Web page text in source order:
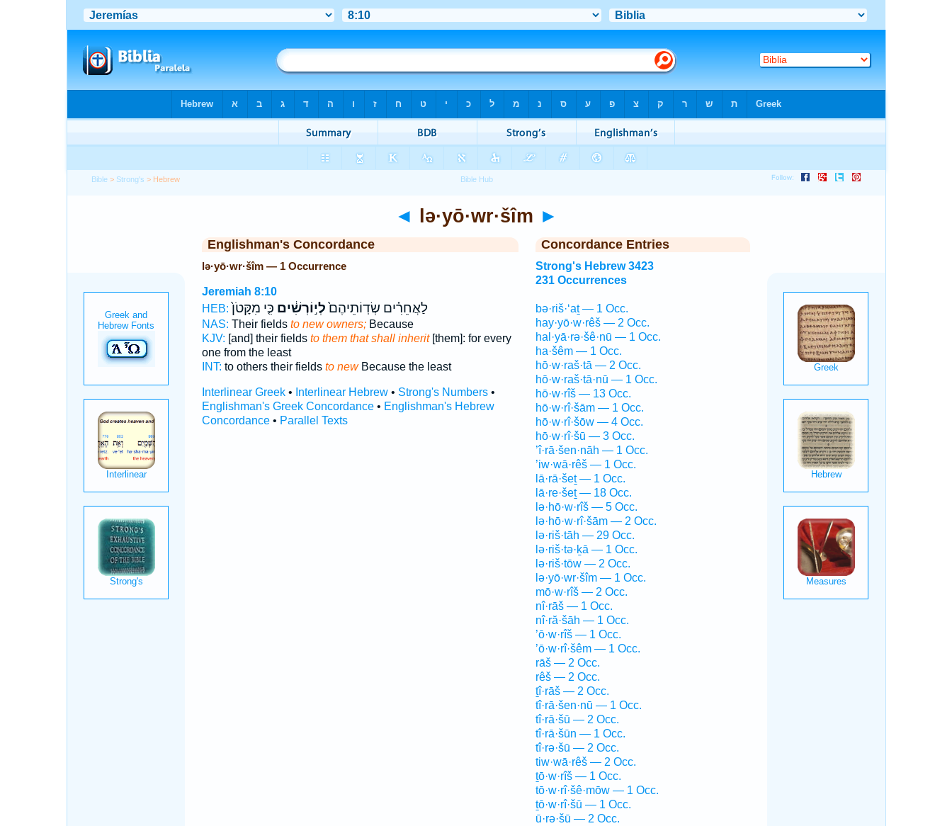
Bible > Strong's > Hebrew
◄ lə·yō·wr·šîm ►
Englishman's Concordance
lə·yō·wr·šîm — 1 Occurrence
Jeremiah 8:10
HEB:
לַאֲחֵרִ֗ים שְׂדֽוֹתֵיהֶם֙לְי֣וֹרְשִׁ֔ים כִּ֤י מִקָּטֹן֙
NAS: Their fields to new owners;Because
KJV: [and] their fields to them that shall inherit[them]: for every
one from the least
INT: to others their fields to newBecause the least
Interlinear Greek• Interlinear Hebrew• Strong's Numbers•
Englishman's Greek Concordance• Englishman's Hebrew
Concordance• Parallel Texts
Concordance Entries
Strong's Hebrew 3423
231 Occurrences
bə·riš·‘aṯ — 1 Occ.
hay·yō·w·rêš — 2 Occ.
hal·yā·rə·šê·nū — 1 Occ.
ha·šêm — 1 Occ.
hō·w·raš·tā — 2 Occ.
hō·w·raš·tā·nū — 1 Occ.
hō·w·rîš — 13 Occ.
hō·w·rî·šām — 1 Occ.
hō·w·rî·šōw — 4 Occ.
hō·w·rî·šū — 3 Occ.
’î·rā·šen·nāh — 1 Occ.
’iw·wā·rêš — 1 Occ.
lā·rā·šeṯ — 1 Occ.
lā·re·šeṯ — 18 Occ.
lə·hō·w·rîš — 5 Occ.
lə·hō·w·rî·šām — 2 Occ.
lə·riš·tāh — 29 Occ.
lə·riš·tə·ḵā — 1 Occ.
lə·riš·tōw — 2 Occ.
lə·yō·wr·šîm — 1 Occ.
mō·w·rîš — 2 Occ.
nî·rāš — 1 Occ.
nî·ră·šāh — 1 Occ.
’ō·w·rîš — 1 Occ.
’ō·w·rî·šêm — 1 Occ.
rāš — 2 Occ.
rêš — 2 Occ.
ṯî·rāš — 2 Occ.
tî·rā·šen·nū — 1 Occ.
tî·rā·šū — 2 Occ.
tî·rā·šūn — 1 Occ.
tî·rə·šū — 2 Occ.
tiw·wā·rêš — 2 Occ.
ṯō·w·rîš — 1 Occ.
tō·w·rî·šê·mōw — 1 Occ.
ṯō·w·rî·šū — 1 Occ.
ū·rə·šū — 2 Occ.